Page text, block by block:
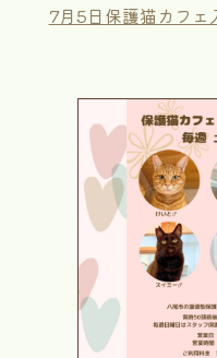
7月5日保護猫カフェ